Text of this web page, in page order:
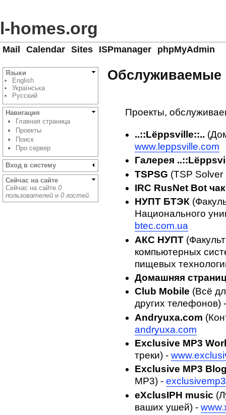
l-homes.org
Mail Calendar Sites ISPmanager phpMyAdmin
Языки
English
Українська
Русский
Навигация
Главная страница
Проекты
Поиск
Про сервер
Вход в систему
Сейчас на сайте
Сейчас на сайте 0
пользователей и 0 гостей
Обслуживаемые
Проекты,
..::Lёppsville::..
www.leppsville.com
Галерея
TSPSG (TSP
IRC RusNet Bot
НУПТ БТЭК
Национального
btec.com.ua
АКС НУПТ
компьютерных
пищевых
Домашняя
Club Mobile (Всё
других телефонов)
Andryuxa.com
andryuxa.com
Exclusive MP3
треки) -
Exclusive MP3
MP3) -
eXclusIPH music
ваших ушей) -